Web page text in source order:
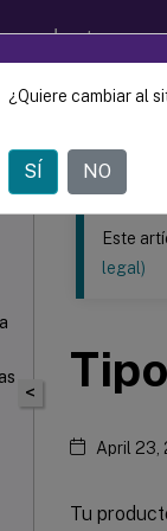
productos
Este
<
Este
legal)
April 23,
Tu
¿Quiere cambiar al
SÍ NO